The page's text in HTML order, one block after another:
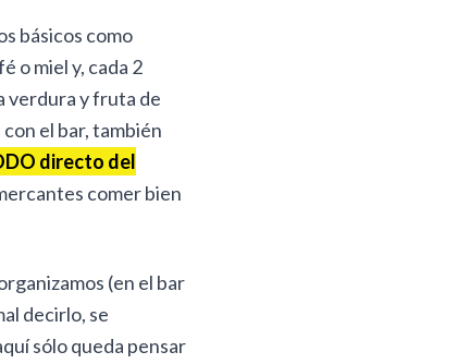
básicos como
o miel y, cada 2
verdura y fruta de
el bar, también
directo del
comer bien
(en el bar
decirlo, se
sólo queda pensar